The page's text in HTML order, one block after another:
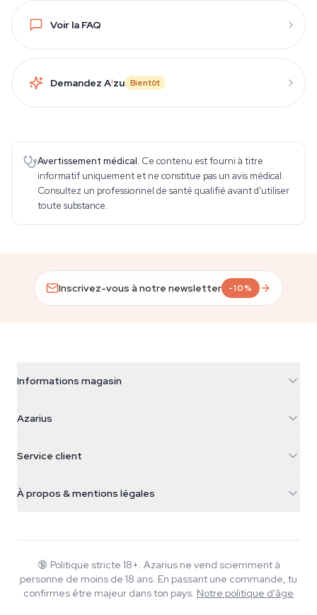
Voir la FAQ
Demandez Aizu Bientôt
Avertissement médical. Ce contenu est fourni à titre
informatif uniquement et ne constitue pas un avis médical.
Consultez un professionnel de santé qualifié avant d'utiliser
toute substance.
Inscrivez-vous à notre newsletter -10%
Informations magasin
Galvaniweg 11
Nederland
+31(0)204897914
Azarius
Smokeshop
Service client
Politique de retour
Politique de confidentialité
À propos & mentions légales
Wiki
Rédacteurs
🔞 Politique stricte 18+. Azarius ne vend sciemment à
personne de moins de 18 ans. En passant une commande, tu
confirmes être majeur dans ton pays. Notre politique d'âge